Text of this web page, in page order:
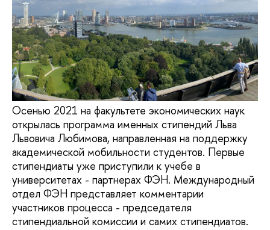
Осенью 2021 на факультете экономических наук
открылась программа именных стипендий Льва
Львовича Любимова, направленная на поддержку
академической мобильности студентов. Первые
стипендиаты уже приступили к учебе в
университетах - партнерах ФЭН. Международный
отдел ФЭН представляет комментарии
участников процесса - председателя
стипендиальной комиссии и самих стипендиатов.